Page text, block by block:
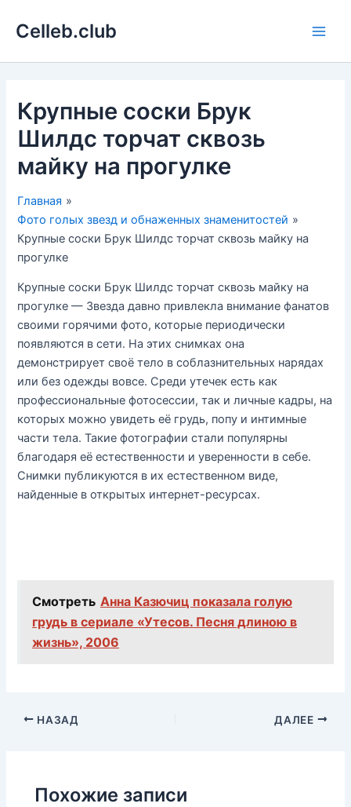
Celleb.club
Крупные соски Брук
Шилдс торчат сквозь
майку на прогулке
Главная
Фото голых звезд и обнаженных знаменитостей
Крупные соски Брук Шилдс торчат сквозь майку на
прогулке
Крупные соски Брук Шилдс торчат сквозь майку на
прогулке — Звезда давно привлекла внимание фанатов
своими горячими фото, которые периодически
появляются в сети. На этих снимках она
демонстрирует своё тело в соблазнительных нарядах
или без одежды вовсе. Среди утечек есть как
профессиональные фотосессии, так и личные кадры, на
которых можно увидеть её грудь, попу и интимные
части тела. Такие фотографии стали популярны
благодаря её естественности и уверенности в себе.
Снимки публикуются в их естественном виде,
найденные в открытых интернет-ресурсах.
Смотреть Анна Казючиц показала голую
грудь в сериале «Утесов. Песня длиною в
жизнь», 2006
НАЗАД ДАЛЕЕ
Похожие записи